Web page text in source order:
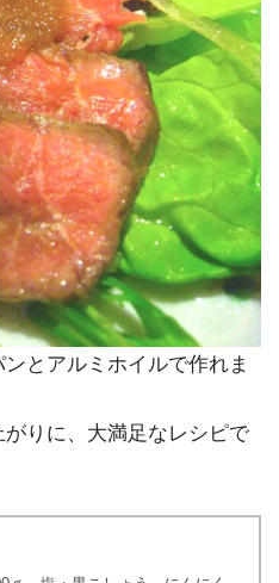
とアルミホイルで作れま
りに、大満足なレシピで